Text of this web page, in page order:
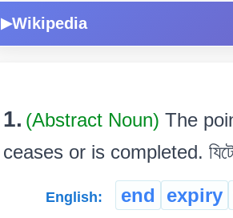
▶Wikipedia
1. (Abstract Noun) The
ceases or is completed. যিটো
English: end expiry